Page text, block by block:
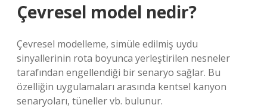
Çevresel model nedir?
Çevresel modelleme, simüle edilmiş uydu
sinyallerinin rota boyunca yerleştirilen nesneler
tarafından engellendiği bir senaryo sağlar. Bu
özelliğin uygulamaları arasında kentsel kanyon
senaryoları, tüneller vb. bulunur.